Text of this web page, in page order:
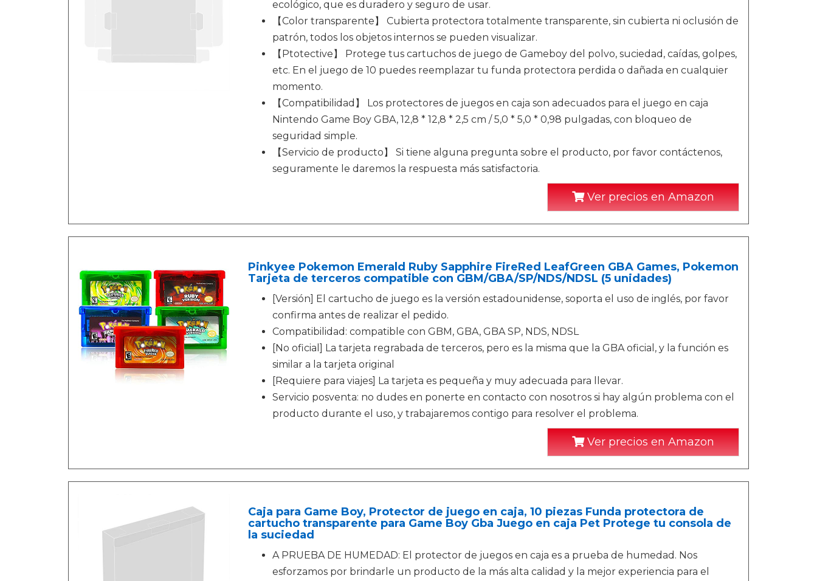
ecológico, que es duradero y seguro de usar.
【Color transparente】 Cubierta protectora totalmente transparente, sin cubierta ni oclusión de
patrón, todos los objetos internos se pueden visualizar.
【Ptotective】 Protege tus cartuchos de juego de Gameboy del polvo, suciedad, caídas, golpes,
etc. En el juego de 10 puedes reemplazar tu funda protectora perdida o dañada en cualquier
momento.
【Compatibilidad】 Los protectores de juegos en caja son adecuados para el juego en caja
Nintendo Game Boy GBA, 12,8 * 12,8 * 2,5 cm / 5,0 * 5,0 * 0,98 pulgadas, con bloqueo de
seguridad simple.
【Servicio de producto】 Si tiene alguna pregunta sobre el producto, por favor contáctenos,
seguramente le daremos la respuesta más satisfactoria.
Ver precios en Amazon
Pinkyee Pokemon Emerald Ruby Sapphire FireRed LeafGreen GBA Games, Pokemon
Tarjeta de terceros compatible con GBM/GBA/SP/NDS/NDSL (5 unidades)
[Versión] El cartucho de juego es la versión estadounidense, soporta el uso de inglés, por favor
confirma antes de realizar el pedido.
Compatibilidad: compatible con GBM, GBA, GBA SP, NDS, NDSL
[No oficial] La tarjeta regrabada de terceros, pero es la misma que la GBA oficial, y la función es
similar a la tarjeta original
[Requiere para viajes] La tarjeta es pequeña y muy adecuada para llevar.
Servicio posventa: no dudes en ponerte en contacto con nosotros si hay algún problema con el
producto durante el uso, y trabajaremos contigo para resolver el problema.
Ver precios en Amazon
Caja para Game Boy, Protector de juego en caja, 10 piezas Funda protectora de
cartucho transparente para Game Boy Gba Juego en caja Pet Protege tu consola de
la suciedad
A PRUEBA DE HUMEDAD: El protector de juegos en caja es a prueba de humedad. Nos
esforzamos por brindarle un producto de la más alta calidad y la mejor experiencia para el